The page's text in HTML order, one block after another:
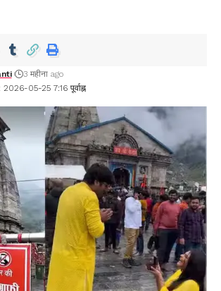
05-25 7:16 पूर्वाह्न
3 महीना ago